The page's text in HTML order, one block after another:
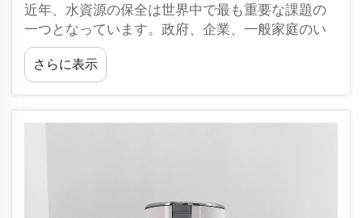
近年、水資源の保全は世界中で最も重要な課題の
一つとなっています。政府、企業、一般家庭のい
ずれも、日常生活における水使用量を削減する方
法を模索しています…
さらに表示